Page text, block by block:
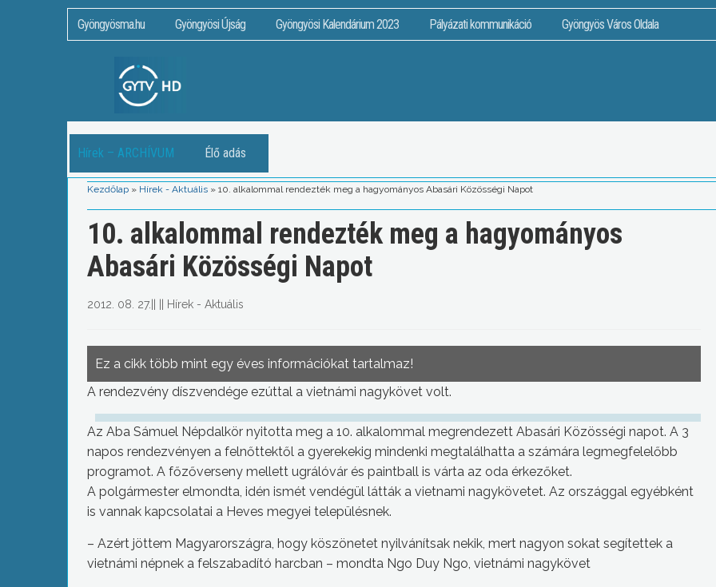
Gyöngyösma.hu Gyöngyösi Újság Gyöngyösi Kalendárium 2023 Pályázati kommunikáció Gyöngyös Város Oldala
Hírek – ARCHÍVUM Élő adás
Kezdőlap » Hírek - Aktuális » 10. alkalommal rendezték meg a hagyományos Abasári Közösségi Napot
10. alkalommal rendezték meg a hagyományos
Abasári Közösségi Napot
2012. 08. 27. Hírek - Aktuális
Ez a cikk több mint egy éves információkat tartalmaz!
A rendezvény díszvendége ezúttal a vietnámi nagykövet volt.
Az Aba Sámuel Népdalkör nyitotta meg a 10. alkalommal megrendezett Abasári Közösségi napot. A 3
napos rendezvényen a felnőttektől a gyerekekig mindenki megtalálhatta a számára legmegfelelőbb
programot. A főzőverseny mellett ugrálóvár és paintball is várta az oda érkezőket.
A polgármester elmondta, idén ismét vendégül látták a vietnami nagykövetet. Az országgal egyébként
is vannak kapcsolatai a Heves megyei településnek.
– Azért jöttem Magyarországra, hogy köszönetet nyilvánítsak nekik, mert nagyon sokat segítettek a
vietnámi népnek a felszabadító harcban – mondta Ngo Duy Ngo, vietnámi nagykövet